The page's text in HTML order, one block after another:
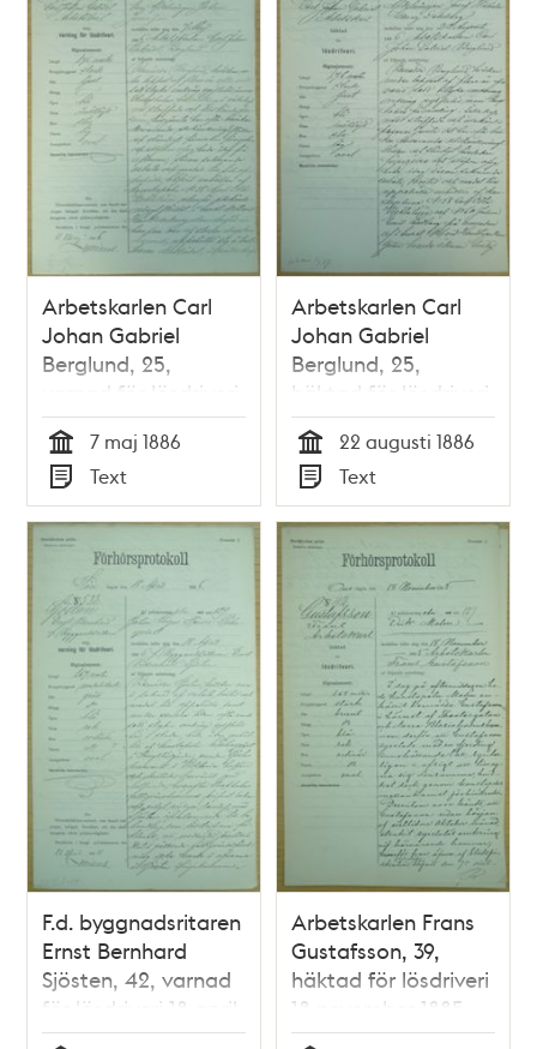
Arbetskarlen Carl
Johan Gabriel
Berglund, 25,
varnad för lösdriveri
7 maj 1886 -
polisförhör
Tid
7 maj 1886
Typ
Text
Arbetskarlen Carl
Johan Gabriel
Berglund, 25,
häktad för lösdriveri
22 augusti 1886 -
polisförhör
Tid
22 augusti 1886
Typ
Text
F.d. byggnadsritaren
Ernst Bernhard
Sjösten, 42, varnad
för lösdriveri 18 april
1886 - polisförhör
Arbetskarlen Frans
Gustafsson, 39,
häktad för lösdriveri
18 november 1885 -
polisförhör